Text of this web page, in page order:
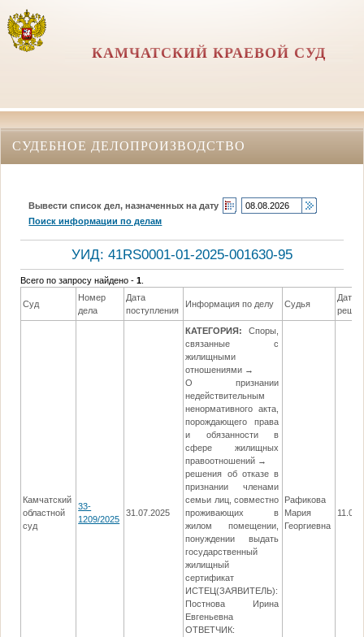
КАМЧАТСКИЙ КРАЕВОЙ СУД
СУДЕБНОЕ ДЕЛОПРОИЗВОДСТВО
Вывести список дел, назначенных на дату
Поиск информации по делам
УИД: 41RS0001-01-2025-001630-95
Всего по запросу найдено -1
Суд
Номер
дела
Дата
поступления
Информация по делу Судья
Дата
Камчатский
областной
суд
33-
1209/2025
31.07.2025
КАТЕГОРИЯ:
Споры,
связанные с
жилищными
отношениями →
О признании
недействительным
ненормативного акта,
порождающего права
и обязанности в
сфере жилищных
правоотношений →
решения об отказе в
признании членами
семьи лиц, совместно
проживающих в
жилом помещении,
понуждении выдать
государственный
жилищный
сертификат
ИСТЕЦ(ЗАЯВИТЕЛЬ):
Постнова Ирина
Евгеньевна
ОТВЕТЧИК:
Рафикова
Мария
Георгиевна